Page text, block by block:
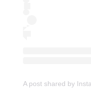
A post shared by